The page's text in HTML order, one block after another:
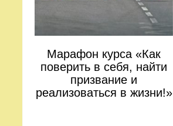
Марафон курса «Как
поверить в себя, найти
призвание и
реализоваться в жизни!»